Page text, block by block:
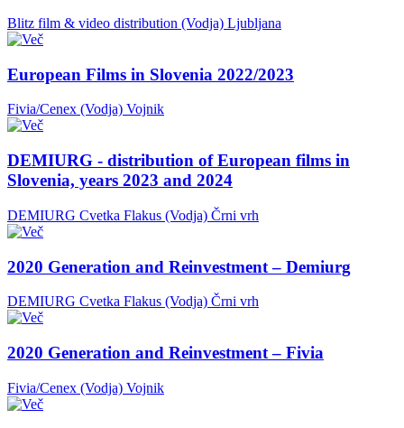
Blitz film & video distribution (Vodja) Ljubljana
European Films in Slovenia 2022/2023
Fivia/Cenex (Vodja) Vojnik
DEMIURG - distribution of European films in
Slovenia, years 2023 and 2024
DEMIURG Cvetka Flakus (Vodja) Črni vrh
2020 Generation and Reinvestment – Demiurg
DEMIURG Cvetka Flakus (Vodja) Črni vrh
2020 Generation and Reinvestment – Fivia
Fivia/Cenex (Vodja) Vojnik